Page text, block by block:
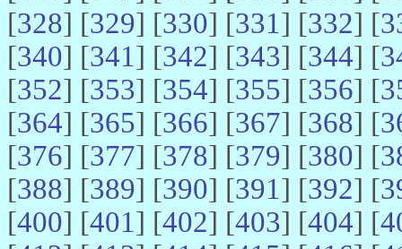
[328] [329] [330] [331] [332] [
[340] [341] [342] [343] [344] [
[352] [353] [354] [355] [356] [
[364] [365] [366] [367] [368] [
[376] [377] [378] [379] [380] [
[388] [389] [390] [391] [392] [
[400] [401] [402] [403] [404] [